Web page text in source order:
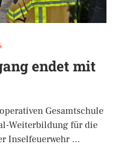
endet mit
Gesamtschule
Weiterbildung für die
Inselfeuerwehr …